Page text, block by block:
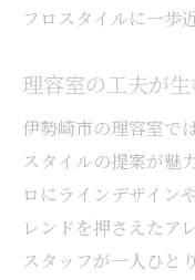
フロスタイルに一歩
理容室の工夫が
伊勢崎市の理容室で
スタイルの提案が魅
ロにラインデザイン
レンドを押さえたア
スタッフが一人ひと